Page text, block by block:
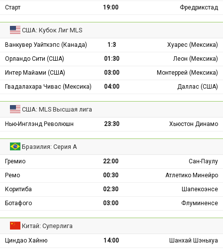
Старт
19:00 Фредрикстад
США: Кубок Лиг MLS
Ванкувер Уайткэпс (Канада) 1:3
Хуарес (Мексика)
Орландо Сити (США)
01:30
Леон (Мексика)
Интер Майами (США)
03:00
Монтеррей (Мексика)
Гвадалахара Чивас (Мексика)
04:00 Даллас (США)
США: MLS Высшая лига
Нью-Инглэнд Революшн 23:30 Хьюстон Динамо
Бразилия: Серия А
Гремио 22:00
Сан-Паулу
Ремо
00:30
Атлетико Минейро
Коритиба
02:30
Шапекоэнсе
Ботафого
03:00 Флуминенсе
Китай: Суперлига
Циндао Хайню 14:00
Шанхай Шэньхуа